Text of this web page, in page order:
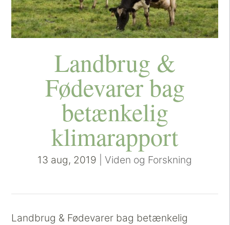
Landbrug &
Fødevarer bag
betænkelig
klimarapport
13 aug, 2019 Viden og Forskning
Landbrug & Fødevarer bag betænkelig